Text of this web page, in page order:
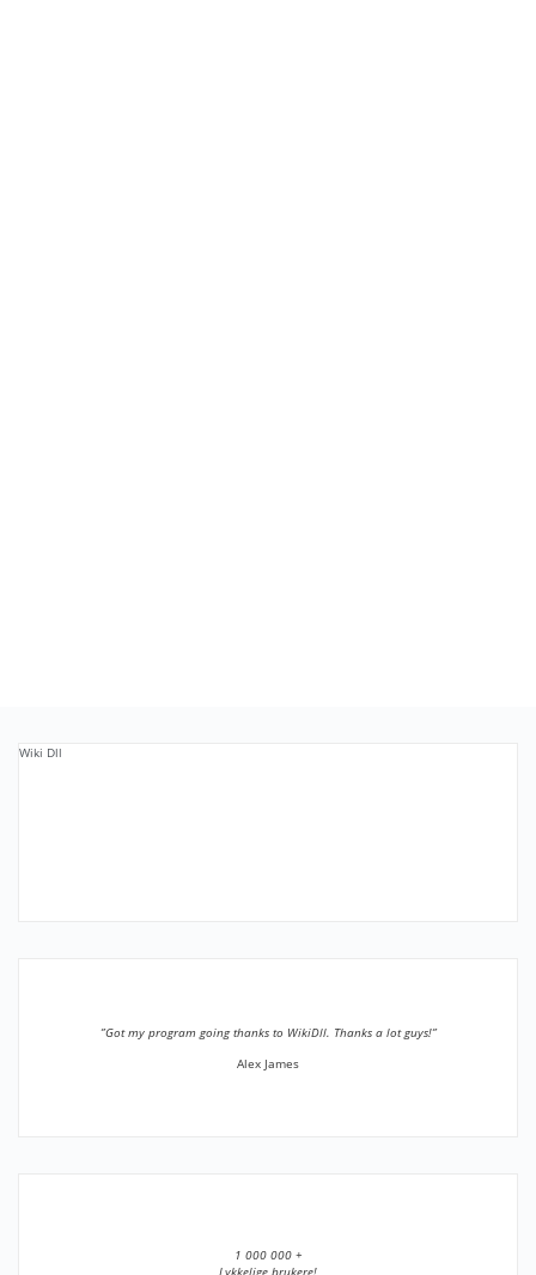
Wiki Dll
”Got my program going thanks to WikiDll. Thanks a lot guys!”
Alex James
1 000 000 +
Lykkelige brukere!